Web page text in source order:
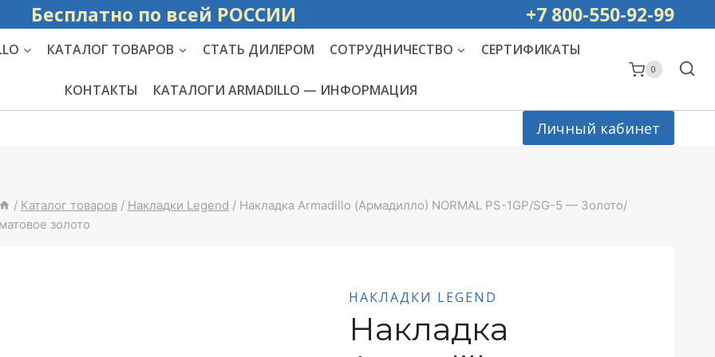
Бесплатно по всей РОССИИ +7 800-550-92-99
КАТАЛОГ ТОВАРОВ СТАТЬ ДИЛЕРОМ СОТРУДНИЧЕСТВО СЕРТИФИКАТЫ
КОНТАКТЫ КАТАЛОГИ ARMADILLO — ИНФОРМАЦИЯ
0
Личный кабинет
/ Каталог товаров / Накладки Legend / Накладка Armadillo (Армадилло) NORMAL PS-1GP/SG-5 — Золото/
матовое золото
НАКЛАДКИ LEGEND
Накладка